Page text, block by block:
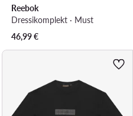
Reebok
Dressikomplekt · Must
46,99€